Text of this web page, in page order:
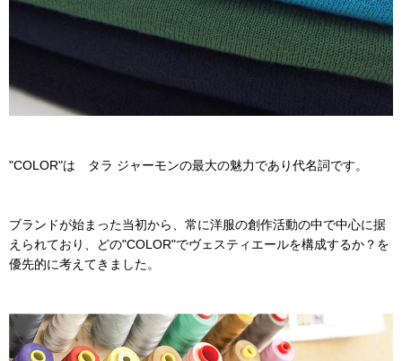
"COLOR"は タラ ジャーモンの最大の魅力であり代名詞です。
ブランドが始まった当初から、常に洋服の創作活動の中で中心に据
えられており、どの"COLOR"でヴェスティエールを構成するか？を
優先的に考えてきました。